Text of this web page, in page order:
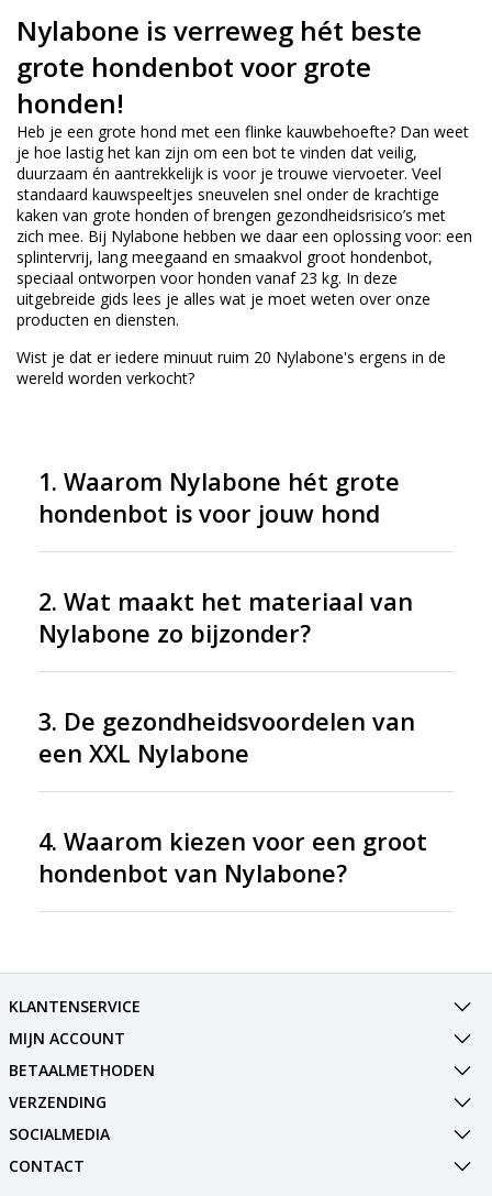
Nylabone is verreweg hét beste
grote hondenbot voor grote
honden!
Heb je een grote hond met een flinke kauwbehoefte? Dan weet
je hoe lastig het kan zijn om een bot te vinden dat veilig,
duurzaam én aantrekkelijk is voor je trouwe viervoeter. Veel
standaard kauwspeeltjes sneuvelen snel onder de krachtige
kaken van grote honden of brengen gezondheidsrisico’s met
zich mee. Bij Nylabone hebben we daar een oplossing voor: een
splintervrij, lang meegaand en smaakvol groot hondenbot,
speciaal ontworpen voor honden vanaf 23 kg. In deze
uitgebreide gids lees je alles wat je moet weten over onze
producten en diensten.
Wist je dat er iedere minuut ruim 20 Nylabone's ergens in de
wereld worden verkocht?
1. Waarom Nylabone hét grote
hondenbot is voor jouw hond
2. Wat maakt het materiaal van
Nylabone zo bijzonder?
3. De gezondheidsvoordelen van
een XXL Nylabone
4. Waarom kiezen voor een groot
hondenbot van Nylabone?
KLANTENSERVICE
MIJN ACCOUNT
BETAALMETHODEN
VERZENDING
SOCIALMEDIA
CONTACT